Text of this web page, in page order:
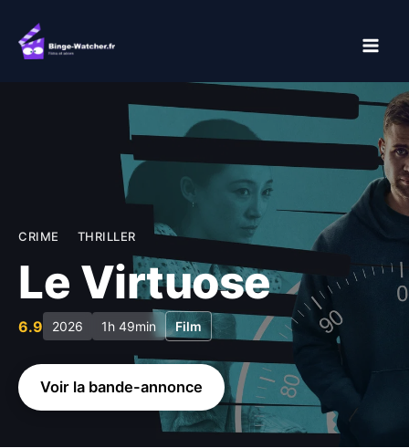
contenu
CRIME THRILLER
Le Virtuose
6.9 2026 1h 49min Film
Voir la bande-annonce